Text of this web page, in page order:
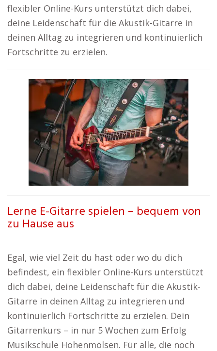
flexibler Online-Kurs unterstützt dich dabei,
deine Leidenschaft für die Akustik-Gitarre in
deinen Alltag zu integrieren und kontinuierlich
Fortschritte zu erzielen.
Lerne E-Gitarre spielen – bequem von
zu Hause aus
Egal, wie viel Zeit du hast oder wo du dich
befindest, ein flexibler Online-Kurs unterstützt
dich dabei, deine Leidenschaft für die Akustik-
Gitarre in deinen Alltag zu integrieren und
kontinuierlich Fortschritte zu erzielen. Dein
Gitarrenkurs – in nur 5 Wochen zum Erfolg
Musikschule Hohenmölsen. Für alle, die noch